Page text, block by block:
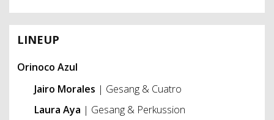
LINEUP
Orinoco Azul
Jairo Morales | Gesang & Cuatro
Laura Aya | Gesang & Perkussion